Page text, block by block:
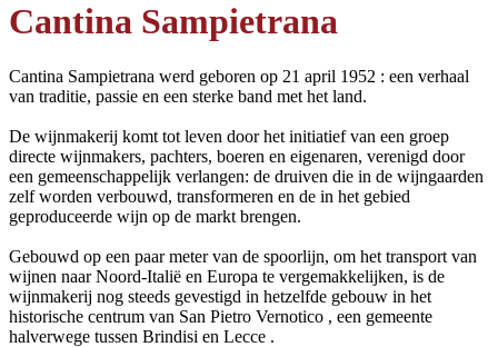
Cantina Sampietrana
Cantina Sampietrana werd geboren op 21 april 1952 : een verhaal
van traditie, passie en een sterke band met het land.
De wijnmakerij komt tot leven door het initiatief van een groep
directe wijnmakers, pachters, boeren en eigenaren, verenigd door
een gemeenschappelijk verlangen: de druiven die in de wijngaarden
zelf worden verbouwd, transformeren en de in het gebied
geproduceerde wijn op de markt brengen.
Gebouwd op een paar meter van de spoorlijn, om het transport van
wijnen naar Noord-Italië en Europa te vergemakkelijken, is de
wijnmakerij nog steeds gevestigd in hetzelfde gebouw in het
historische centrum van San Pietro Vernotico , een gemeente
halverwege tussen Brindisi en Lecce .